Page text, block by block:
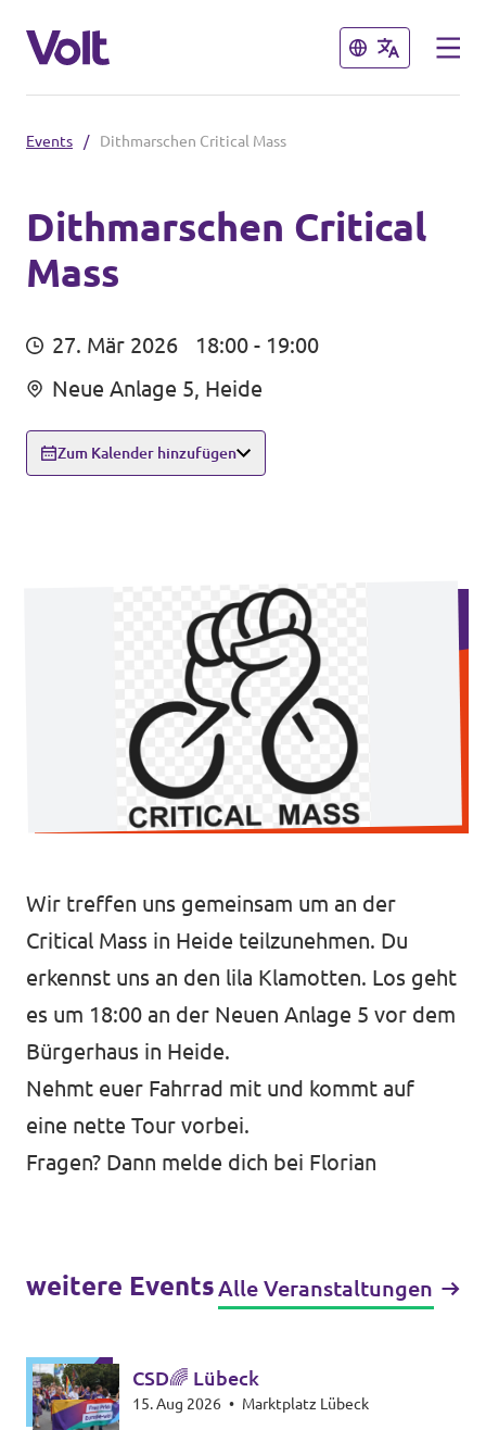
Schließen
Volt in Schleswig-Holstein
Volt Schleswig Holstein Startseite
Lokale Teams
Volt in Deutschland
Website
Volt in deinem Bundesland
Schließen
Programm
Menschen
Neuigkeiten
Mache bei Volt mit!
Deine Spende für Volt
Jobs bei Volt Deutschland
Transparenz
Datenschutz
Events / Dithmarschen Critical Mass
Dithmarschen Critical
Mass
27. Mär 2026
18:00 - 19:00
Neue Anlage 5, Heide
Zum Kalender hinzufügen
Wir treffen uns gemeinsam um an der
Critical Mass in Heide teilzunehmen. Du
erkennst uns an den lila Klamotten. Los geht
es um 18:00 an der Neuen Anlage 5 vor dem
Bürgerhaus in Heide.
Nehmt euer Fahrrad mit und kommt auf
eine nette Tour vorbei.
Fragen? Dann melde dich bei Florian
weitere EventsAlle Veranstaltungen
CSD🌈 Lübeck
15. Aug 2026 • Marktplatz Lübeck